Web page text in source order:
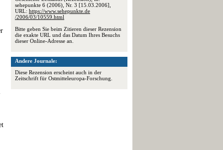
sehepunkte 6 (2006), Nr. 3 [15.03.2006],
URL: https://www.sehepunkte.de
/2006/03/10559.html
Bitte geben Sie beim Zitieren dieser Rezension
die exakte URL und das Datum Ihres Besuchs
dieser Online-Adresse an.
Andere Journale:
Diese Rezension erscheint auch in der
Zeitschrift für Ostmitteleuropa-Forschung.